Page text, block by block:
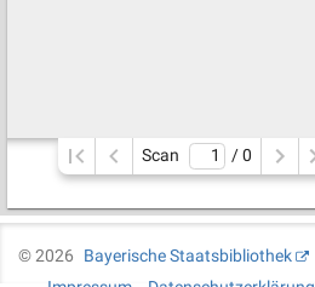
Scan / 0
©2026
Bayerische Staatsbibliothek